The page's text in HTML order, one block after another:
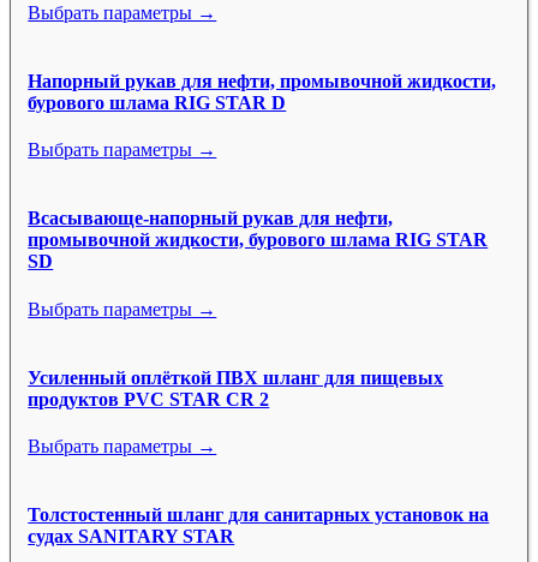
Выбрать параметры →
Напорный рукав для нефти, промывочной жидкости,
бурового шлама RIG STAR D
Выбрать параметры →
Всасывающе-напорный рукав для нефти,
промывочной жидкости, бурового шлама RIG STAR
SD
Выбрать параметры →
Усиленный оплёткой ПВХ шланг для пищевых
продуктов PVC STAR CR 2
Выбрать параметры →
Толстостенный шланг для санитарных установок на
судах SANITARY STAR